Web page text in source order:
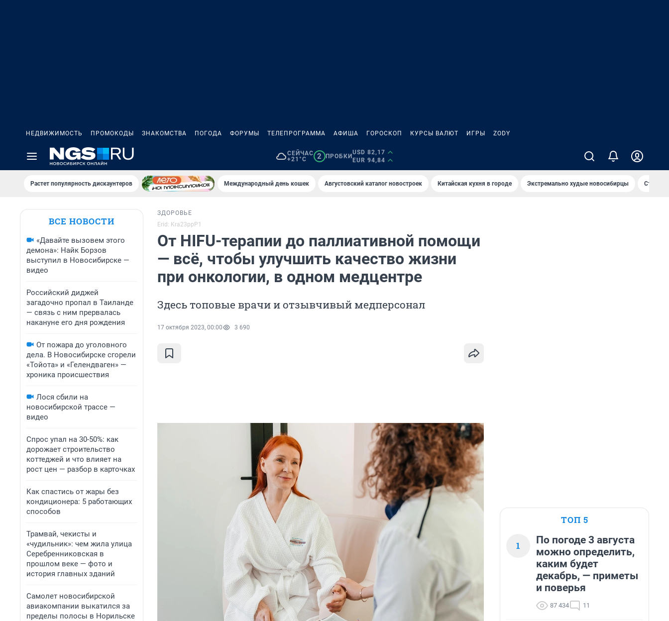
НЕДВИЖИМОСТЬ ПРОМОКОДЫ ЗНАКОМСТВА ПОГОДА ФОРУМЫ ТЕЛЕПРОГРАММА АФИША ГОРОСКОП КУРСЫ ВАЛЮТ ИГРЫ ZODY
СЕЙЧАС
+21°C
2 ПРОБКИ
USD 82,17
EUR 94,84
Растет популярность дискаунтеров Международный день кошек Августовский каталог новостроек Китайская кухня в городе Экстремально худые новосибирцы Старт
ВСЕ НОВОСТИ
«Давайте вызовем этого
демона»: Найк Борзов
выступил в Новосибирске —
видео
Российский диджей
загадочно пропал в Таиланде
— связь с ним прервалась
накануне его дня рождения
От пожара до уголовного
дела. В Новосибирске сгорели
«Тойота» и «Гелендваген» —
хроника происшествия
Лося сбили на
новосибирской трассе —
видео
Спрос упал на 30-50%: как
дорожает строительство
коттеджей и что влияет на
рост цен — разбор в карточках
Как спастись от жары без
кондиционера: 5 работающих
способов
Трамвай, чекисты и
«чудильник»: чем жила улица
Серебренниковская в
прошлом веке — фото и
история главных зданий
Самолет новосибирской
авиакомпании выкатился за
пределы полосы в Норильске
ЗДОРОВЬЕ
Erid: Kra23ppP1
От HIFU-терапии до паллиативной помощи
— всё, чтобы улучшить качество жизни
при онкологии, в одном медцентре
Здесь топовые врачи и отзывчивый медперсонал
17 октября 2023, 00:00 3 690
ТОП 5
1
По погоде 3 августа
можно определить,
каким будет
декабрь, — приметы
и поверья
87 434 11